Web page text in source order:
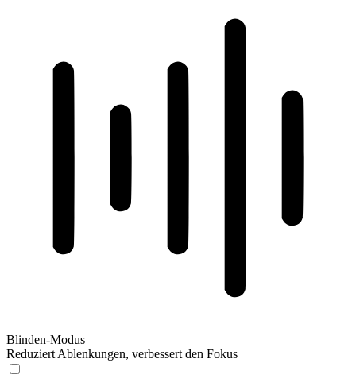
Blinden-Modus
Reduziert Ablenkungen, verbessert den Fokus